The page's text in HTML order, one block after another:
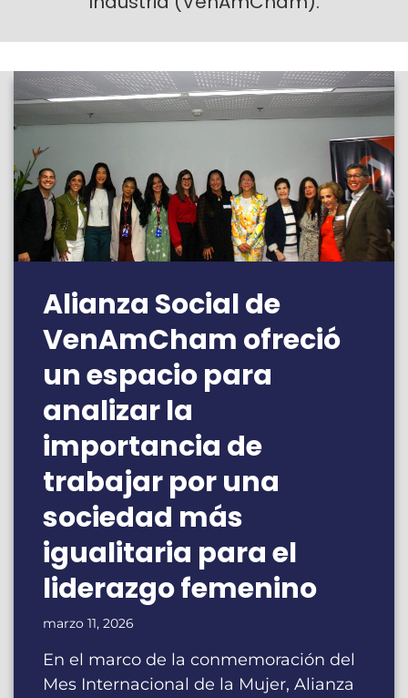
Alianza Social de
VenAmCham ofreció
un espacio para
analizar la
importancia de
trabajar por una
sociedad más
igualitaria para el
liderazgo femenino
marzo 11, 2026
En el marco de la conmemoración del
Mes Internacional de la Mujer, Alianza